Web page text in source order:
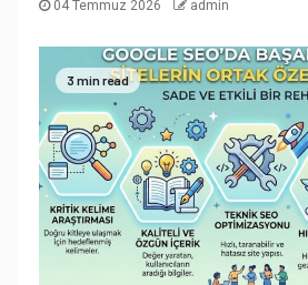
04 Temmuz 2026 admin
3 min read